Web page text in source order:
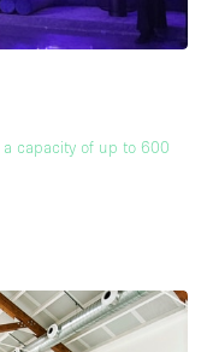
a capacity of up to 600